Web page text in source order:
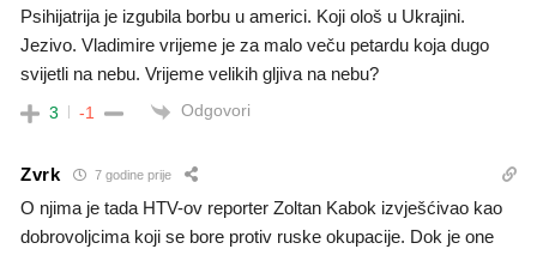
Psihijatrija je izgubila borbu u americi. Koji ološ u Ukrajini.
Jezivo. Vladimire vrijeme je za malo veču petardu koja dugo
svijetli na nebu. Vrijeme velikih gljiva na nebu?
3 -1 Odgovori
Zvrk 7 godine prije
O njima je tada HTV-ov reporter Zoltan Kabok izvješćivao kao
dobrovoljcima koji se bore protiv ruske okupacije. Dok je one